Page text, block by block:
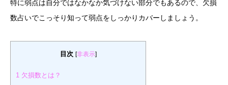
特に弱点は自分ではなかなか気づけない部分でもあるので、欠損
数占いでこっそり知って弱点をしっかりカバーしましょう。
目次 [非表示]
1 欠損数とは？